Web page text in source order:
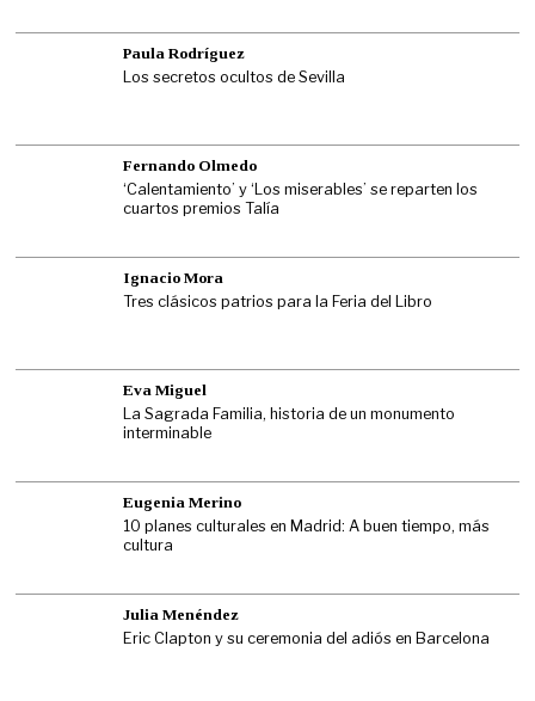
Paula Rodríguez
Los secretos ocultos de Sevilla
Fernando Olmedo
‘Calentamiento’ y ‘Los miserables’ se reparten los
cuartos premios Talía
Ignacio Mora
Tres clásicos patrios para la Feria del Libro
Eva Miguel
La Sagrada Familia, historia de un monumento
interminable
Eugenia Merino
10 planes culturales en Madrid: A buen tiempo, más
cultura
Julia Menéndez
Eric Clapton y su ceremonia del adiós en Barcelona